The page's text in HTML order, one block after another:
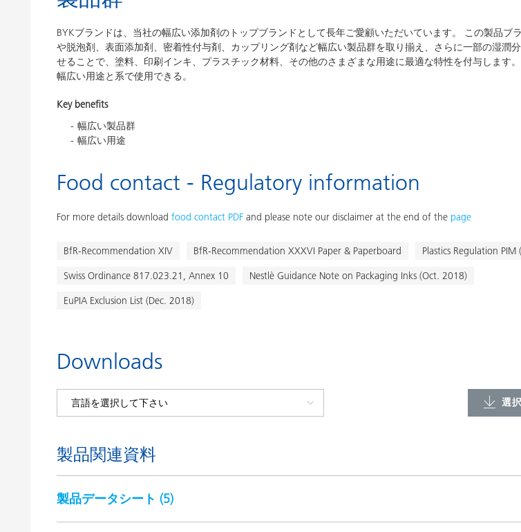
BYKブランドは、当社の幅広い添加剤のトップブランドとして長年ご愛顧いただいています。 この製品ブ
や脱泡剤、表面添加剤、密着性付与剤、カップリング剤など幅広い製品群を取り揃え、さらに一部の湿潤
せることで、塗料、印刷インキ、プラスチック材料、その他のさまざまな用途に最適な特性を付与します。
幅広い用途と系で使用できる。
Key benefits
幅広い製品群
幅広い用途
Food contact - Regulatory information
For more details download food contact PDF and please note our disclaimer at the end of the page
BfR-Recommendation XIV BfR-Recommendation XXXVI Paper & Paperboard
Plastics Regulation PIM
Swiss Ordinance 817.023.21, Annex 10
Nestlè Guidance Note on Packaging Inks (Oct. 2018)
EuPIA Exclusion List (Dec. 2018)
Downloads
選
製品関連資料
製品データシート (5)